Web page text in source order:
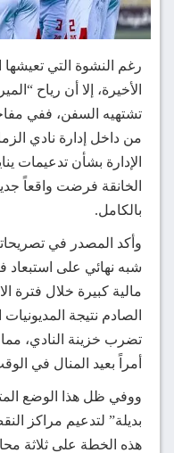
رغم النشوة التي تعيشها
الأخيرة، إلا أن رياح
تشتهيه السفن، ففي
من داخل إدارة نادي
الإدارة بشأن تدعيمات
الخانقة فرضت واقعاً
بالكامل.
وأكد المصدر في
شبه نهائي على استبعاد
مالية كبيرة خلال فترة
الصادم نتيجة
تضرب خزينة النادي،
أمراً بعيد المنال في
ووفي ظل هذا الوضع
بديلة” لتدعيم مراكز
هذه الخطة على ثلاثة